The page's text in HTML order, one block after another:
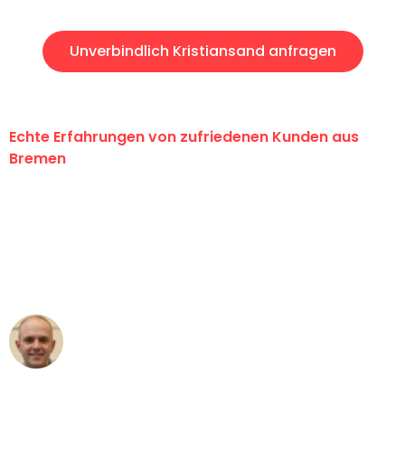
Unverbindlich Kristiansand anfragen
Echte Erfahrungen von zufriedenen Kunden aus
Bremen